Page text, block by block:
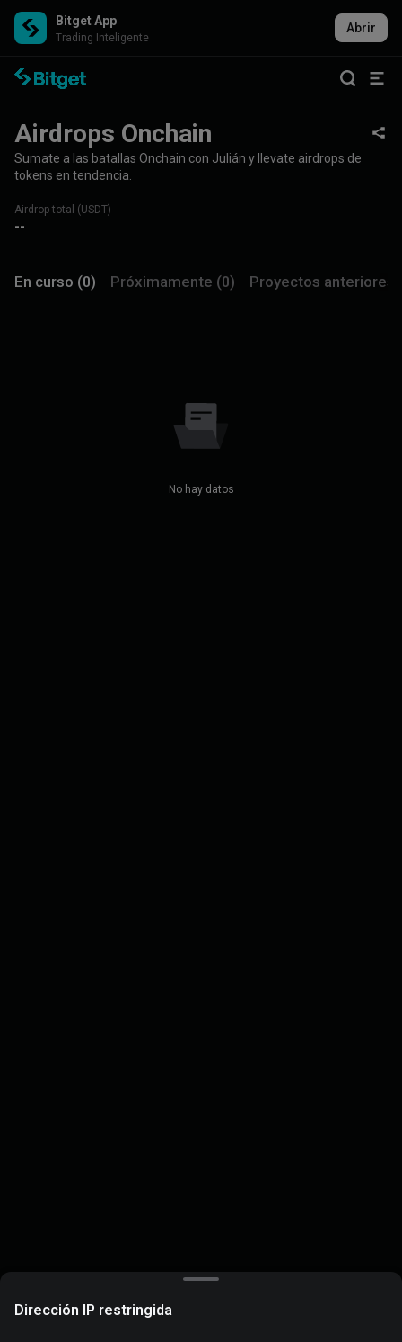
Bitget App
Trading Inteligente
Abrir
Airdrops Onchain
Sumate a las batallas Onchain con Julián y llevate airdrops de
tokens en tendencia.
Airdrop total (USDT)
--
En curso (0) Próximamente (0) Proyectos anteriores
No hay datos
Dirección IP restringida